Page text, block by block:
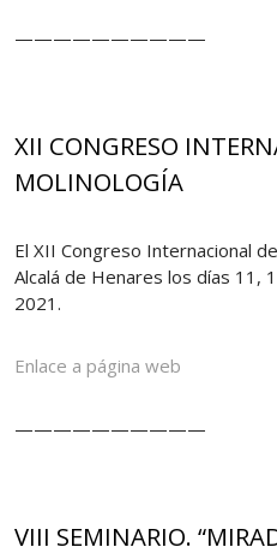
——————————
XII CONGRESO
MOLINOLOGÍA
El XII Congreso Internacional
Alcalá de Henares los días 11,
2021.
Enlace a página web
——————————
VIII SEMINARIO.